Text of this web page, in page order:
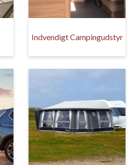
Indvendigt Campingudstyr